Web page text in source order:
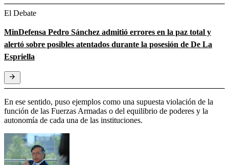
El Debate
MinDefensa Pedro Sánchez admitió errores en la paz total y
alertó sobre posibles atentados durante la posesión de De La
Espriella
En ese sentido, puso ejemplos como una supuesta violación de la
función de las Fuerzas Armadas o del equilibrio de poderes y la
autonomía de cada una de las instituciones.